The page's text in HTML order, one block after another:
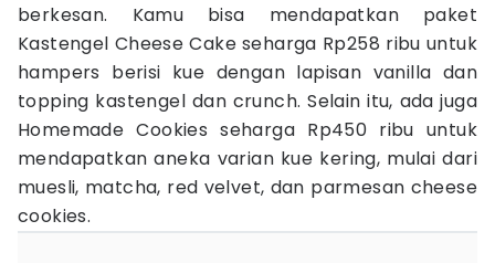
berkesan. Kamu bisa mendapatkan paket
Kastengel Cheese Cake seharga Rp258 ribu untuk
hampers berisi kue dengan lapisan vanilla dan
topping kastengel dan crunch. Selain itu, ada juga
Homemade Cookies seharga Rp450 ribu untuk
mendapatkan aneka varian kue kering, mulai dari
muesli, matcha, red velvet, dan parmesan cheese
cookies.